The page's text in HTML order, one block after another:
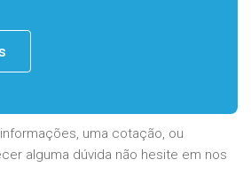
uma cotação, ou
alguma dúvida não hesite em nos